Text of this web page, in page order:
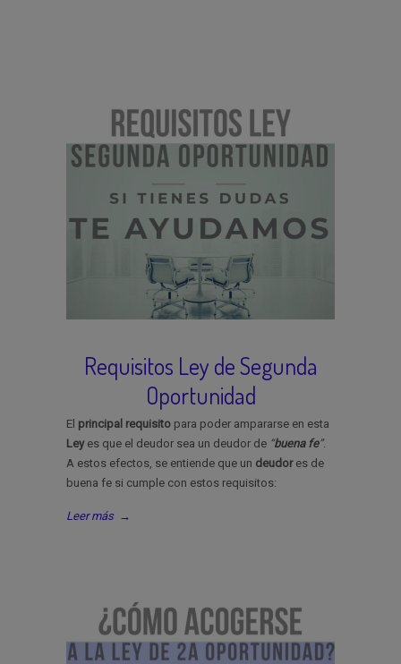
Requisitos Ley de Segunda
Oportunidad
El principal requisito para poder ampararse en esta
Leyes que el deudor sea un deudor de “buena fe”.
A estos efectos, se entiende que un deudores de
buena fe si cumple con estos requisitos:
Leer más →